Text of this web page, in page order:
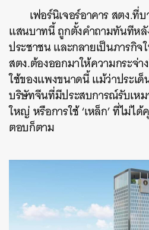
เฟอร์นิเจอร์อาคาร สตง.ที่
แสนบาทนี้ ถูกตั้งคำถามทันทีห
ประชาชน และกลายเป็นภารกิ
สตง.ต้องออกมาให้ความกระจ่า
ใช้ของแพงขนาดนี้ แม้ว่าประเ
บริษัทจีนที่มีประสบการณ์รับเหม
ใหญ่ หรือการใช้ ‘เหล็ก’ ที่ไม่ไ
ตอบก็ตาม